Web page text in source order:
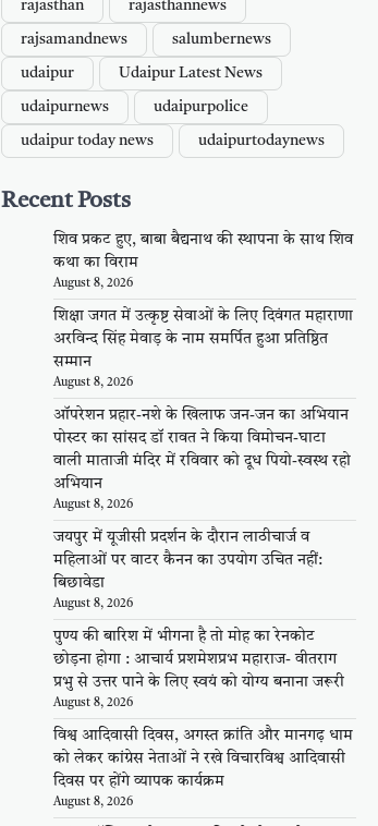
rajasthan rajasthannews
rajsamandnews salumbernews
udaipur Udaipur Latest News
udaipurnews udaipurpolice
udaipur today news udaipurtodaynews
Recent Posts
शिव प्रकट हुए, बाबा बैद्यनाथ की स्थापना के साथ शिव
कथा का विराम
August 8, 2026
शिक्षा जगत में उत्कृष्ट सेवाओं के लिए दिवंगत महाराणा
अरविन्द सिंह मेवाड़ के नाम समर्पित हुआ प्रतिष्ठित
सम्मान
August 8, 2026
ऑपरेशन प्रहार-नशे के खिलाफ जन-जन का अभियान
पोस्टर का सांसद डॉ रावत ने किया विमोचन-घाटा
वाली माताजी मंदिर में रविवार को दूध पियो-स्वस्थ रहो
अभियान
August 8, 2026
जयपुर में यूजीसी प्रदर्शन के दौरान लाठीचार्ज व
महिलाओं पर वाटर कैनन का उपयोग उचित नहीं:
बिछावेडा
August 8, 2026
पुण्य की बारिश में भीगना है तो मोह का रेनकोट
छोड़ना होगा : आचार्य प्रशमेशप्रभ महाराज- वीतराग
प्रभु से उत्तर पाने के लिए स्वयं को योग्य बनाना जरूरी
August 8, 2026
विश्व आदिवासी दिवस, अगस्त क्रांति और मानगढ़ धाम
को लेकर कांग्रेस नेताओं ने रखे विचारविश्व आदिवासी
दिवस पर होंगे व्यापक कार्यक्रम
August 8, 2026